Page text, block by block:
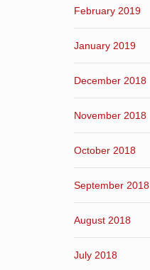
February 2019
January 2019
December 2018
November 2018
October 2018
September 2018
August 2018
July 2018